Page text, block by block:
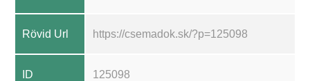
Rövid Url https://csemadok.sk/?p=125098
ID 125098